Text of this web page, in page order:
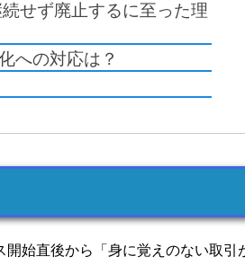
せず廃止するに至った理
への対応は？
始直後から「身に覚えのない取引